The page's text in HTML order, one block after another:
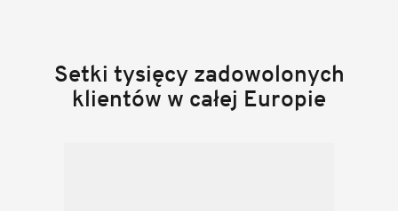
Setki tysięcy zadowolonych
klientów w całej Europie